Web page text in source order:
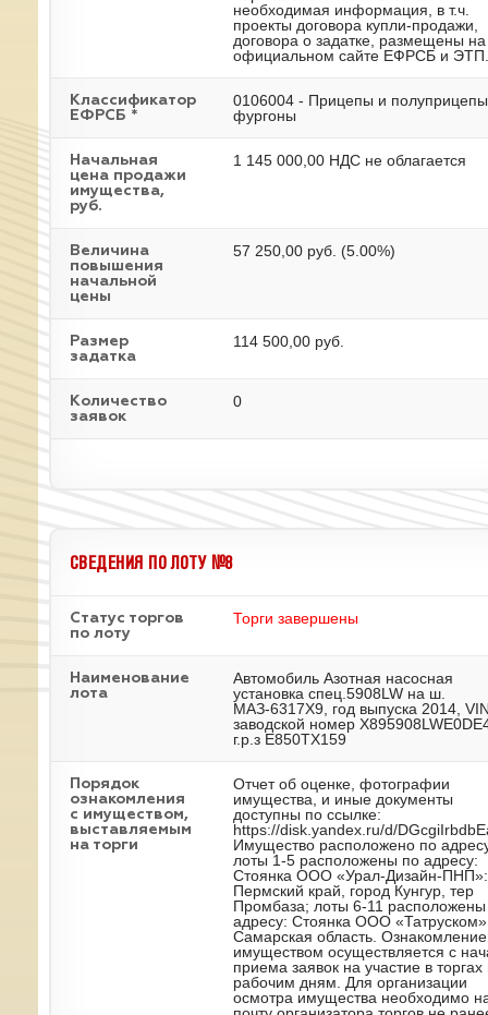
необходимая информация, в т.ч.
проекты договора купли-продажи,
договора о задатке, размещены на
официальном сайте ЕФРСБ и ЭТП.
Классификатор
ЕФРСБ *
0106004 - Прицепы и
фургоны
Начальная
цена продажи
имущества,
руб.
1 145 000,00 НДС не облагается
Величина
повышения
начальной
цены
57 250,00 руб. (5.00%)
Размер
задатка
114 500,00 руб.
Количество
заявок
0
СВЕДЕНИЯ ПО ЛОТУ №8
Статус торгов
по лоту
Торги завершены
Наименование
лота
Автомобиль Азотная насосная
установка спец.5908LW на ш.
МАЗ-6317Х9, год выпуска 2014,
заводской номер
г.р.з Е850ТХ159
Порядок
ознакомления
с имуществом,
выставляемым
на торги
Отчет об оценке, фотографии
имущества, и иные документы
доступны по ссылке:
https://disk.yandex.ru/d/
Имущество расположено по
лоты 1-5 расположены по адресу:
Стоянка ООО «Урал-Дизайн-ПНП»:
Пермский край, город Кунгур, тер
Промбаза; лоты 6-11
адресу: Стоянка ООО
Самарская область.
имуществом осуществляется с
приема заявок на участие в торгах
рабочим дням. Для организации
осмотра имущества необходимо